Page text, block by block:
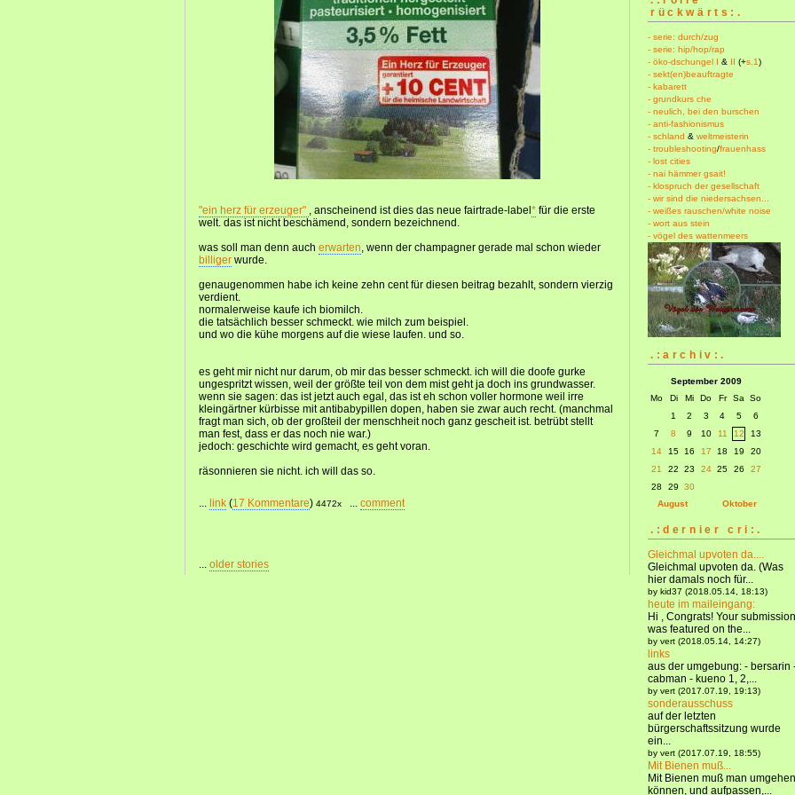
"ein herz für erzeuger" , anscheinend ist dies das neue fairtrade-label * für die erste
welt. das ist nicht beschämend, sondern bezeichnend.
was soll man denn auch erwarten, wenn der champagner gerade mal schon wieder
billiger wurde.
genaugenommen habe ich keine zehn cent für diesen beitrag bezahlt, sondern vierzig
verdient.
normalerweise kaufe ich biomilch.
die tatsächlich besser schmeckt. wie milch zum beispiel.
und wo die kühe morgens auf die wiese laufen. und so.
es geht mir nicht nur darum, ob mir das besser schmeckt. ich will die doofe gurke
ungespritzt wissen, weil der größte teil von dem mist geht ja doch ins grundwasser.
wenn sie sagen: das ist jetzt auch egal, das ist eh schon voller hormone weil irre
kleingärtner kürbisse mit antibabypillen dopen, haben sie zwar auch recht. (manchmal
fragt man sich, ob der großteil der menschheit noch ganz gescheit ist. betrübt stellt
man fest, dass er das noch nie war.)
jedoch: geschichte wird gemacht, es geht voran.
räsonnieren sie nicht. ich will das so.
... link (17 Kommentare) 4472x ... comment
... older stories
rückwärts:.
- serie: durch/zug
- serie: hip/hop/rap
- öko-dschungel I & II (+s.1)
- sekt(en)beauftragte
- kabarett
- grundkurs che
- neulich, bei den burschen
- anti-fashionismus
- schland & weltmeisterin
- troubleshooting/frauenhass
- lost cities
- nai hämmer gsait!
- klospruch der gesellschaft
- wir sind die niedersachsen...
- weißes rauschen/white noise
- wort aus stein
- vögel des wattenmeers
.:archiv:.
September 2009
Mo
Di Mi Do Fr Sa
So
1
2 3 4 5
6
7
8 9 10 11 12
13
14
15 16 17 18 19
20
21
22 23 24 25 26
27
28
29
30
August
Oktober
.:dernier cri:.
Gleichmal upvoten da....
Gleichmal upvoten da. (Was
hier damals noch für...
by kid37 (2018.05.14, 18:13)
heute im maileingang:
Hi , Congrats! Your submission
was featured on the...
by vert (2018.05.14, 14:27)
links
aus der umgebung: - bersarin
cabman - kueno 1, 2,...
by vert (2017.07.19, 19:13)
sonderausschuss
auf der letzten
bürgerschaftssitzung wurde
ein...
by vert (2017.07.19, 18:55)
Mit Bienen muß...
Mit Bienen muß man umgehen
können, und aufpassen,...